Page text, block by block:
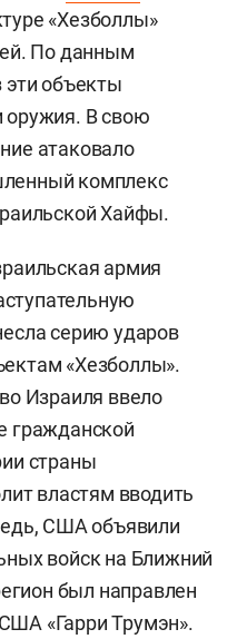
«Хезболлы»
По данным
эти объекты
оружия. В свою
атаковало
комплекс
Хайфы.
армия
серию ударов
«Хезболлы».
Израиля ввело
гражданской
страны
властям вводить
США объявили
войск на Ближний
был направлен
«Гарри Трумэн».